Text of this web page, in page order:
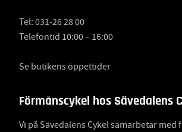
Tel: 031-26 28 00
Telefontid 10:00 – 16:00
Se butikens öppettider
Förmånscykel hos Sävedalens
Vi på Sävedalens Cykel samarbetar med